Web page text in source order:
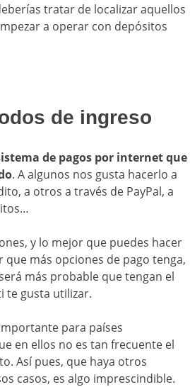
tratar de localizar aquellos
a operar con depósitos
de ingreso
de pagos por internet que
. A algunos nos gusta hacerlo a
a otros a través de PayPal, a
y lo mejor que puedes hacer
que más opciones de pago tenga,
más probable que tengan el
te gusta utilizar.
para países
en ellos no es tan frecuente el
Así pues, que haya otros
casos, es algo imprescindible.